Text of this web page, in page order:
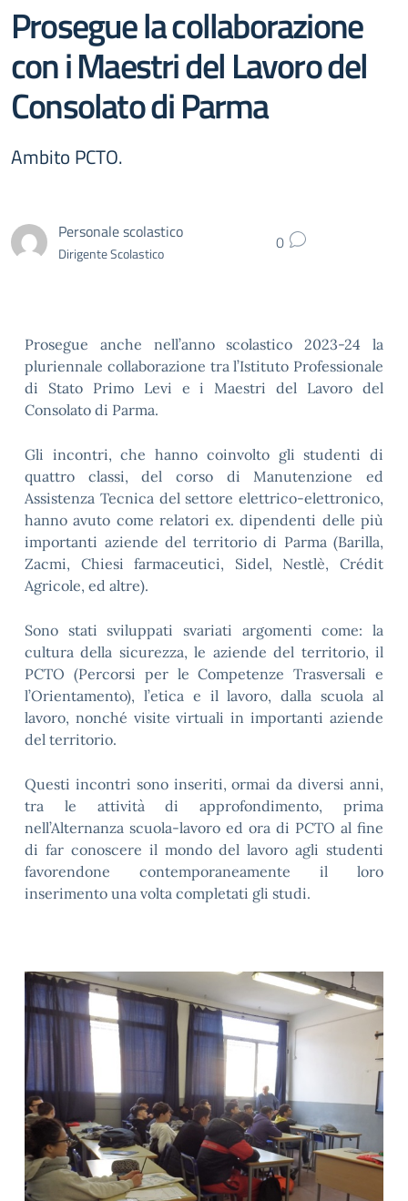
Prosegue la collaborazione
con i Maestri del Lavoro del
Consolato di Parma
Ambito PCTO.
Personale scolastico
Dirigente Scolastico 0
Prosegue anche nell’anno scolastico 2023-24 la
pluriennale collaborazione tra l’Istituto Professionale
di Stato Primo Levi e i Maestri del Lavoro del
Consolato di Parma.
Gli incontri, che hanno coinvolto gli studenti di
quattro classi, del corso di Manutenzione ed
Assistenza Tecnica del settore elettrico-elettronico,
hanno avuto come relatori ex. dipendenti delle più
importanti aziende del territorio di Parma (Barilla,
Zacmi, Chiesi farmaceutici, Sidel, Nestlè, Crédit
Agricole, ed altre).
Sono stati sviluppati svariati argomenti come: la
cultura della sicurezza, le aziende del territorio, il
PCTO (Percorsi per le Competenze Trasversali e
l’Orientamento), l’etica e il lavoro, dalla scuola al
lavoro, nonché visite virtuali in importanti aziende
del territorio.
Questi incontri sono inseriti, ormai da diversi anni,
tra le attività di approfondimento, prima
nell’Alternanza scuola-lavoro ed ora di PCTO al fine
di far conoscere il mondo del lavoro agli studenti
favorendone contemporaneamente il loro
inserimento una volta completati gli studi.